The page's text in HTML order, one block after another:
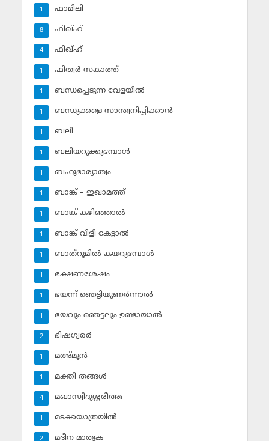
ഫാമിലി
1
ഫിഖ്ഹ്
8
ഫിഖ്ഹ്‌
4
ഫിത്വര്‍ സകാത്ത്‌
1
ബന്ധപ്പെടുന്ന വേളയില്‍
1
ബന്ധുക്കളെ സാന്ത്വനിപ്പിക്കാന്‍
1
ബലി
1
ബലിയറുക്കുമ്പോള്‍
1
ബഹുഭാര്യാത്വം
1
ബാങ്ക് – ഇഖാമത്ത്
1
ബാങ്ക് കഴിഞ്ഞാല്‍
1
ബാങ്ക് വിളി കേട്ടാല്‍
1
ബാത്‌റൂമില്‍ കയറുമ്പോള്‍
1
ഭക്ഷണശേഷം
1
ഭയന്ന് ഞെട്ടിയുണര്‍ന്നാല്‍
1
ഭയവും ഞെട്ടലും ഉണ്ടായാല്‍
1
ഭിഷഗ്വരര്‍
2
മഅ്മൂന്‍
1
മക്തി തങ്ങള്‍
1
മഖാസ്വിദുശ്ശരീഅഃ
4
മടക്കയാത്രയില്‍
1
മദീന മാതൃക
2